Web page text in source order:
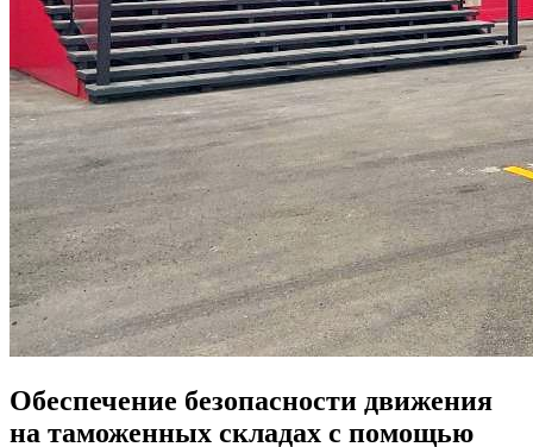
Обеспечение безопасности движения
на таможенных складах с помощью